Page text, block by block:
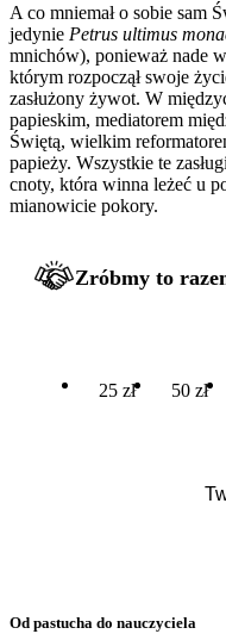
A co mniemał o sobie sam
jedynie Petrus ultimus
mnichów), ponieważ nade
którym rozpoczął swoje
zasłużony żywot. W
papieskim, mediatorem
Świętą, wielkim
papieży. Wszystkie te
cnoty, która winna leżeć u
mianowicie pokory.
Zróbmy to
25 zł 50 zł
Od pastucha do nauczyciela